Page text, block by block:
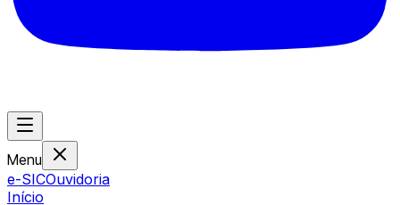
Menu
e-SICOuvidoria
Início